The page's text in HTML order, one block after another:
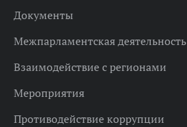
Документы
Межпарламентская деятельность
Взаимодействие с регионами
Мероприятия
Противодействие коррупции